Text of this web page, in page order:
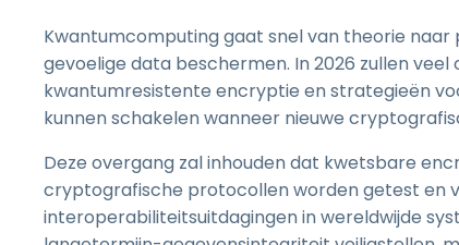
Kwantumcomputing gaat snel van theorie
gevoelige data beschermen. In 2026 zullen
kwantumresistente encryptie en strategieën
kunnen schakelen wanneer nieuwe
Deze overgang zal inhouden dat kwetsbare
cryptografische protocollen worden getest en
interoperabiliteitsuitdagingen in wereldwijde